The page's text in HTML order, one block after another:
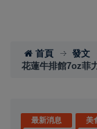
首頁
發文
花蓮牛排館7oz菲
最新消息 美